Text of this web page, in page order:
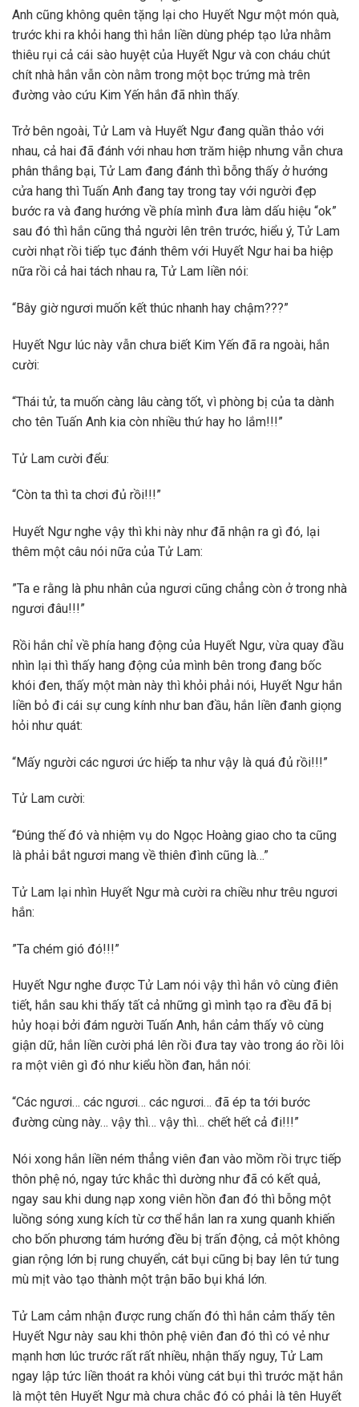
Anh cũng không quên tặng lại cho Huyết Ngư một món quà,
trước khi ra khỏi hang thì hắn liền dùng phép tạo lửa nhằm
thiêu rụi cả cái sào huyệt của Huyết Ngư và con cháu chút
chít nhà hắn vẫn còn nằm trong một bọc trứng mà trên
đường vào cứu Kim Yến hắn đã nhìn thấy.
Trở bên ngoài, Tử Lam và Huyết Ngư đang quần thảo với
nhau, cả hai đã đánh với nhau hơn trăm hiệp nhưng vẫn chưa
phân thắng bại, Tử Lam đang đánh thì bỗng thấy ở hướng
cửa hang thì Tuấn Anh đang tay trong tay với người đẹp
bước ra và đang hướng về phía mình đưa làm dấu hiệu “ok”
sau đó thì hắn cũng thả người lên trên trước, hiểu ý, Tử Lam
cười nhạt rồi tiếp tục đánh thêm với Huyết Ngư hai ba hiệp
nữa rồi cả hai tách nhau ra, Tử Lam liền nói:
“Bây giờ ngươi muốn kết thúc nhanh hay chậm???”
Huyết Ngư lúc này vẫn chưa biết Kim Yến đã ra ngoài, hắn
cười:
“Thái tử, ta muốn càng lâu càng tốt, vì phòng bị của ta dành
cho tên Tuấn Anh kia còn nhiều thứ hay ho lắm!!!”
Tử Lam cười đểu:
“Còn ta thì ta chơi đủ rồi!!!”
Huyết Ngư nghe vậy thì khi này như đã nhận ra gì đó, lại
thêm một câu nói nữa của Tử Lam:
”Ta e rằng là phu nhân của ngươi cũng chẳng còn ở trong nhà
ngươi đâu!!!”
Rồi hắn chỉ về phía hang động của Huyết Ngư, vừa quay đầu
nhìn lại thì thấy hang động của mình bên trong đang bốc
khói đen, thấy một màn này thì khỏi phải nói, Huyết Ngư hắn
liền bỏ đi cái sự cung kính như ban đầu, hắn liền đanh giọng
hỏi như quát:
“Mấy người các ngươi ức hiếp ta như vậy là quá đủ rồi!!!”
Tử Lam cười:
“Đúng thế đó và nhiệm vụ do Ngọc Hoàng giao cho ta cũng
là phải bắt ngươi mang về thiên đình cũng là…”
Tử Lam lại nhìn Huyết Ngư mà cười ra chiều như trêu ngươi
hắn:
”Ta chém gió đó!!!”
Huyết Ngư nghe được Tử Lam nói vậy thì hắn vô cùng điên
tiết, hắn sau khi thấy tất cả những gì mình tạo ra đều đã bị
hủy hoại bởi đám người Tuấn Anh, hắn cảm thấy vô cùng
giận dữ, hắn liền cười phá lên rồi đưa tay vào trong áo rồi lôi
ra một viên gì đó như kiểu hồn đan, hắn nói:
“Các ngươi… các ngươi… các ngươi… đã ép ta tới bước
đường cùng này… vậy thì… vậy thì… chết hết cả đi!!!”
Nói xong hắn liền ném thẳng viên đan vào mồm rồi trực tiếp
thôn phệ nó, ngay tức khắc thì dường như đã có kết quả,
ngay sau khi dung nạp xong viên hồn đan đó thì bỗng một
luồng sóng xung kích từ cơ thể hắn lan ra xung quanh khiến
cho bốn phương tám hướng đều bị trấn động, cả một không
gian rộng lớn bị rung chuyển, cát bụi cũng bị bay lên tứ tung
mù mịt vào tạo thành một trận bão bụi khá lớn.
Tử Lam cảm nhận được rung chấn đó thì hắn cảm thấy tên
Huyết Ngư này sau khi thôn phệ viên đan đó thì có vẻ như
mạnh hơn lúc trước rất rất nhiều, nhận thấy nguy, Tử Lam
ngay lập tức liền thoát ra khỏi vùng cát bụi thì trước mặt hắn
là một tên Huyết Ngư mà chưa chắc đó có phải là tên Huyết